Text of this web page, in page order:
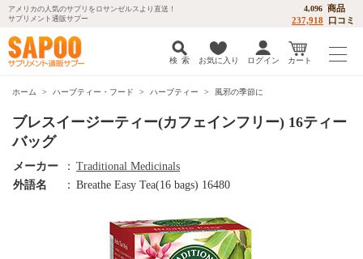
アメリカの人気のサプリをロサンゼルスより直送！
サプリメント通販サプー
4,096 商品
237,918 口コミ
検 索 お気に入り ログイン カート
ホーム ハーブティー・フード ハーブティー 風邪の季節に
ブレスイージーティー(カフェインフリー) 16ティー
バッグ
メーカー ： Traditional Medicinals
外語名
： Breathe Easy Tea(16 bags) 16480